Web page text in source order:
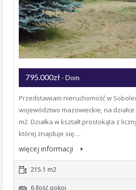
795.000zł - Dom
Przedstawiam nieruchomość w
województwo mazowieckie, na
m2. Działka w kształt prostokąta z
której znajduje się:…
więcej informacji
215.1 m2
6 Ilość pokoi